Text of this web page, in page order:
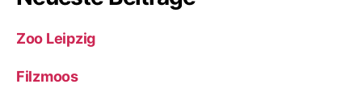
Zoo Leipzig
Filzmoos